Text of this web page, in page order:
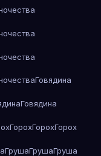
Говядина
Говядина
ГорохГорохГорох
ГрушаГрушаГруша